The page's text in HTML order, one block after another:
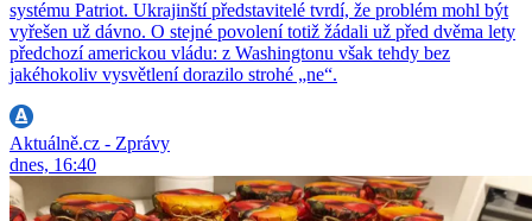
systému Patriot. Ukrajinští představitelé tvrdí, že problém mohl být
vyřešen už dávno. O stejné povolení totiž žádali už před dvěma lety
předchozí americkou vládu: z Washingtonu však tehdy bez
jakéhokoliv vysvětlení dorazilo strohé „ne“.
Aktuálně.cz - Zprávy
dnes, 16:40